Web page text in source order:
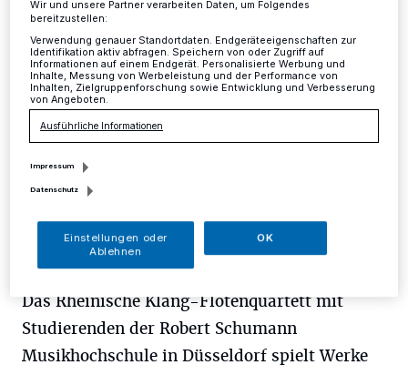
findet das traditionelle "Konzert im Advent mit Lesung"
der Maria Nenninghoven Stiftung zum 10. Male in der
evangelischen Kirche in Metzkausen, Am Hügel, statt.
07.12.2015 , 14:11 Uhr
Das Rheinische Klang-Flötenquartett mit
Studierenden der Robert Schumann
Musikhochschule in Düsseldorf spielt Werke
Wir und unsere Partner verarbeiten Daten, um Folgendes
bereitzustellen:
Verwendung genauer Standortdaten. Endgeräteeigenschaften zur
Identifikation aktiv abfragen. Speichern von oder Zugriff auf
Informationen auf einem Endgerät. Personalisierte Werbung und
Inhalte, Messung von Werbeleistung und der Performance von
Inhalten, Zielgruppenforschung sowie Entwicklung und Verbesserung
von Angeboten.
Ausführliche Informationen
Impressum
Datenschutz
Einstellungen oder
Ablehnen
OK